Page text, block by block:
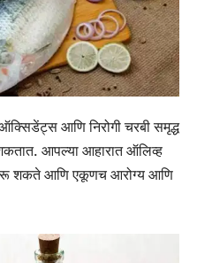
आणि निरोगी चरबी समृद्ध
आपल्या आहारात ऑलिव्ह
शकते आणि एकूणच आरोग्य आणि